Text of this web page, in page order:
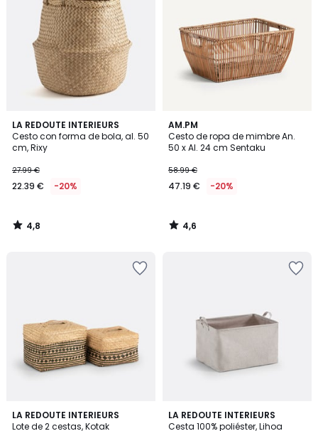
LA REDOUTE INTERIEURS
Cesto con forma de bola, al. 50
cm, Rixy
27.99 €
22.39 € -20%
4,8
/ 5
4,8
/
AM.PM
Cesto de ropa de mimbre An.
50 x Al. 24 cm Sentaku
58.99 €
47.19 € -20%
4,6
/ 5
4,6
/
LA REDOUTE INTERIEURS
Lote de 2 cestas, Kotak
4,5
/ 5
LA REDOUTE INTERIEURS
Cesta 100% poliéster, Lihoa
4,1
/ 5